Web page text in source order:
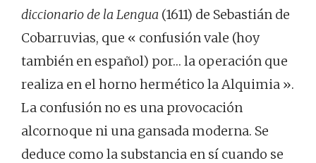
diccionario de la Lengua (1611) de Sebastián de
Cobarruvias, que « confusión vale (hoy
también en español) por… la operación que
realiza en el horno hermético la Alquimia ».
La confusión no es una provocación
alcornoque ni una gansada moderna. Se
deduce como la substancia en sí cuando se